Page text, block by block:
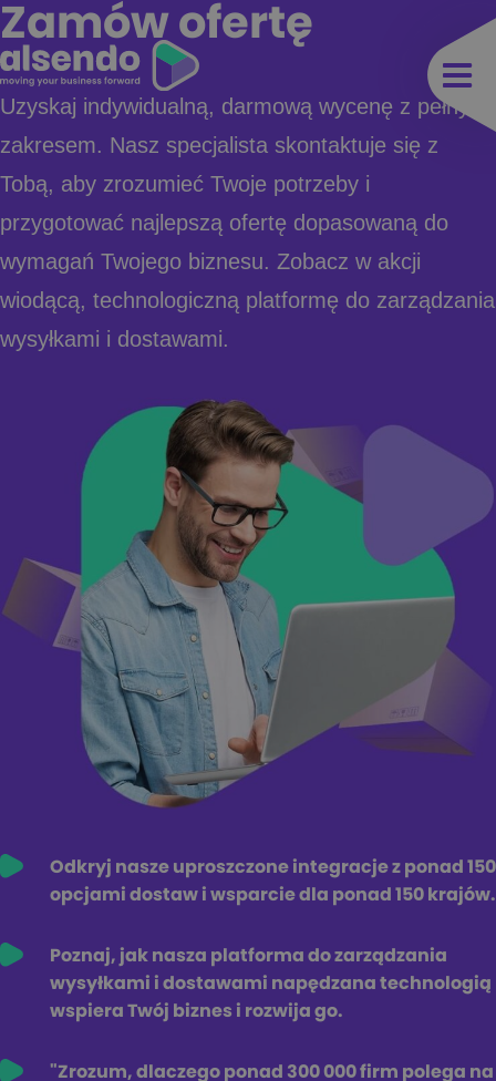
Zamów ofertę
Uzyskaj indywidualną, darmową wycenę z pełnym
zakresem. Nasz specjalista skontaktuje się z
Tobą, aby zrozumieć Twoje potrzeby i
przygotować najlepszą ofertę dopasowaną do
wymagań Twojego biznesu. Zobacz w akcji
wiodącą, technologiczną platformę do zarządzania
wysyłkami i dostawami.
Odkryj nasze uproszczone integracje z ponad 150
opcjami dostaw i wsparcie dla ponad 150 krajów.
Poznaj, jak nasza platforma do zarządzania
wysyłkami i dostawami napędzana technologią
wspiera Twój biznes i rozwija go.
"Zrozum, dlaczego ponad 300 000 firm polega na